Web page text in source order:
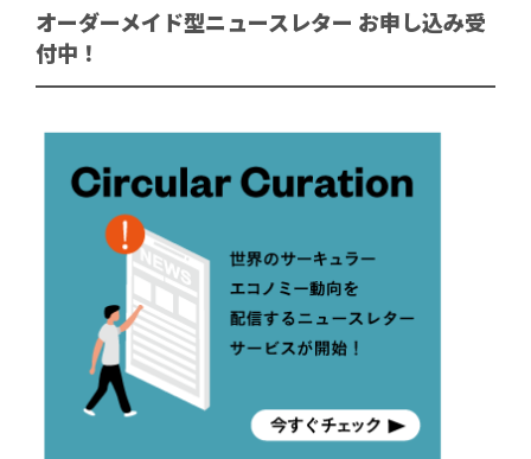
オーダーメイド型ニュースレター お申し込み受
付中！